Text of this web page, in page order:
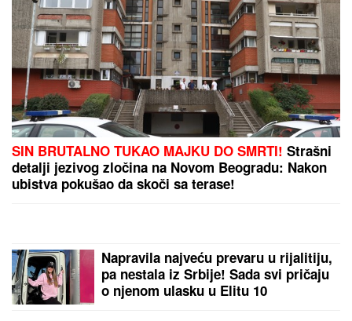
SIN BRUTALNO TUKAO MAJKU DO SMRTI! Strašni
detalji jezivog zločina na Novom Beogradu: Nakon
ubistva pokušao da skoči sa terase!
Napravila najveću prevaru u rijalitiju,
pa nestala iz Srbije! Sada svi pričaju
o njenom ulasku u Elitu 10